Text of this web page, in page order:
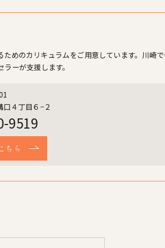
めのカリキュラムをご用意しています。川崎
ーが支援します。
４丁目６−２
9519
ちら